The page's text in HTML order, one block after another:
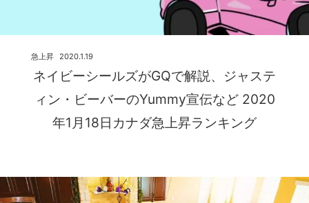
ネイビーシールズがGQで解説、ジャステ
ィン・ビーバーのYummy宣伝など 2020
年1月18日カナダ急上昇ランキング
2020.1.19
急上昇